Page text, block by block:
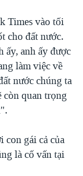
NÔNG THÔN MỸ
Times vào tối
cho đất nước.
ấy, anh ấy được
làm việc về
nước chúng ta
còn quan trọng
con gái cả của
là cố vấn tại